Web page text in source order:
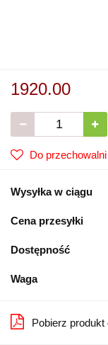
1920.00
Do przechowalni
Wysyłka w ciągu
Cena przesyłki
Dostępność
Waga
Pobierz produkt